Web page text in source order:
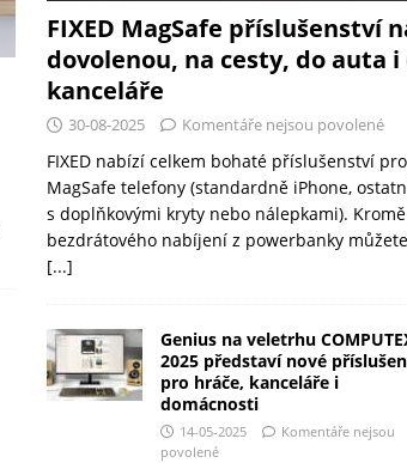
FIXED MagSafe příslušenství
dovolenou, na cesty, do auta i
kanceláře
30-08-2025 Komentáře nejsou povolené
FIXED nabízí celkem bohaté příslušenství pro
MagSafe telefony (standardně iPhone,
s doplňkovými kryty nebo nálepkami). Kromě
bezdrátového nabíjení z powerbanky můžete
[...]
Genius na veletrhu
2025 představí nové
pro hráče, kanceláře i
domácnosti
14-05-2025
Komentáře nejsou
povolené